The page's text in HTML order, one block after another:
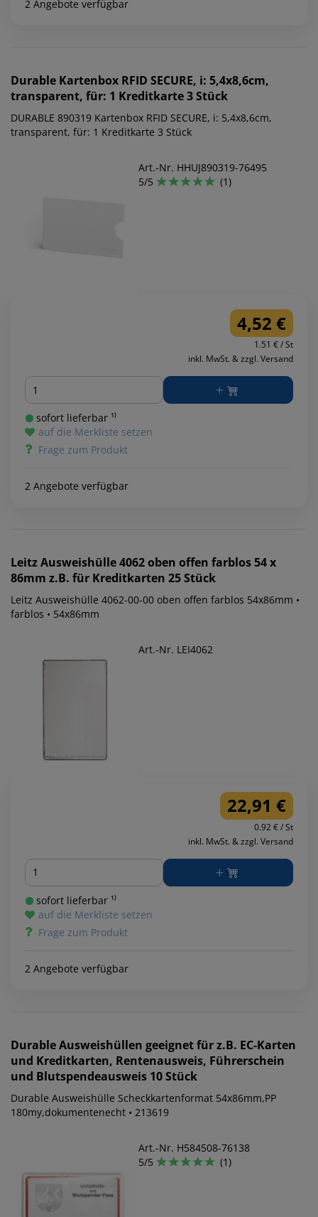
2 Angebote verfügbar
Durable Kartenbox RFID SECURE, i: 5,4x8,6cm,
transparent, für: 1 Kreditkarte 3 Stück
DURABLE 890319 Kartenbox RFID SECURE, i: 5,4x8,6cm,
transparent, für: 1 Kreditkarte 3 Stück
Art.-Nr. HHUJ890319-76495
5/5
(1)
4,52 €
1.51 € / St
inkl. MwSt. & zzgl. Versand
Menge
sofort lieferbar ¹⁾
auf die Merkliste setzen
Frage zum Produkt
2 Angebote verfügbar
LeitzAusweishülle 4062 oben offen farblos 54 x
86mm z.B. für Kreditkarten 25 Stück
Leitz Ausweishülle 4062-00-00 oben offen farblos 54x86mm •
farblos • 54x86mm
Art.-Nr. LEI4062
22,91 €
0.92 € / St
inkl. MwSt. & zzgl. Versand
Menge
sofort lieferbar ¹⁾
auf die Merkliste setzen
Frage zum Produkt
2 Angebote verfügbar
DurableAusweishüllen geeignet für z.B. EC-Karten
und Kreditkarten, Rentenausweis, Führerschein
und Blutspendeausweis 10 Stück
Durable Ausweishülle Scheckkartenformat 54x86mm,PP
180my,dokumentenecht • 213619
Art.-Nr. H584508-76138
5/5
(1)